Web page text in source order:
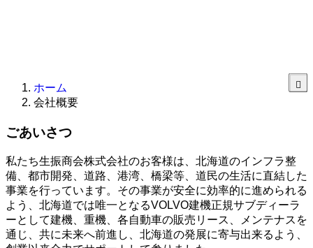
ホーム
会社概要
ごあいさつ
私たち生振商会株式会社のお客様は、北海道のインフラ整
備、都市開発、道路、港湾、橋梁等、道民の生活に直結した
事業を行っています。その事業が安全に効率的に進められる
よう、北海道では唯一となるVOLVO建機正規サブディーラ
ーとして建機、重機、各自動車の販売リース、メンテナスを
通じ、共に未来へ前進し、北海道の発展に寄与出来るよう、